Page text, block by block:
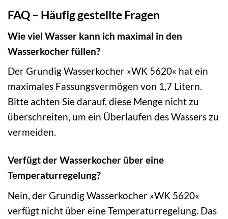
FAQ – Häufig gestellte Fragen
Wie viel Wasser kann ich maximal in den
Wasserkocher füllen?
Der Grundig Wasserkocher »WK 5620« hat ein
maximales Fassungsvermögen von 1,7 Litern.
Bitte achten Sie darauf, diese Menge nicht zu
überschreiten, um ein Überlaufen des Wassers zu
vermeiden.
Verfügt der Wasserkocher über eine
Temperaturregelung?
Nein, der Grundig Wasserkocher »WK 5620«
verfügt nicht über eine Temperaturregelung. Das